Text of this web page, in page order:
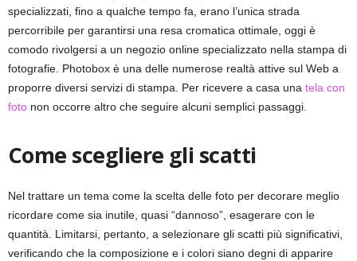
specializzati, fino a qualche tempo fa, erano l’unica strada
percorribile per garantirsi una resa cromatica ottimale, oggi è
comodo rivolgersi a un negozio online specializzato nella stampa di
fotografie. Photobox è una delle numerose realtà attive sul Web a
proporre diversi servizi di stampa. Per ricevere a casa una tela con
foto non occorre altro che seguire alcuni semplici passaggi.
Come scegliere gli scatti
Nel trattare un tema come la scelta delle foto per decorare meglio
ricordare come sia inutile, quasi “dannoso”, esagerare con le
quantità. Limitarsi, pertanto, a selezionare gli scatti più significativi,
verificando che la composizione e i colori siano degni di apparire